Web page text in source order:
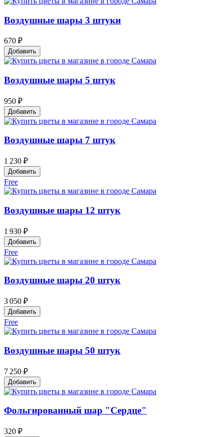
Воздушные шары 3 штуки
670 ₽
Добавить
Воздушные шары 5 штук
950 ₽
Добавить
Воздушные шары 7 штук
1 230 ₽
Добавить
Free
Воздушные шары 12 штук
1 930 ₽
Добавить
Free
Воздушные шары 20 штук
3 050 ₽
Добавить
Free
Воздушные шары 50 штук
7 250 ₽
Добавить
Фольгированный шар "Сердце"
320 ₽